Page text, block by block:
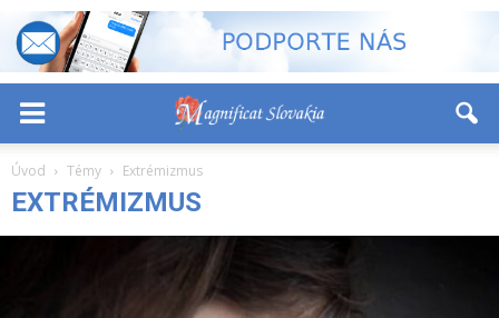
Úvod Témy Extrémizmus
EXTRÉMIZMUS
+